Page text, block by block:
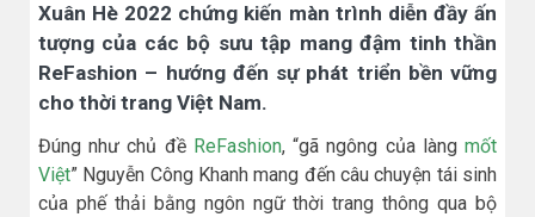
Xuân Hè 2022 chứng kiến màn trình diễn đầy ấn
tượng của các bộ sưu tập mang đậm tinh thần
ReFashion – hướng đến sự phát triển bền vững
cho thời trang Việt Nam.
Đúng như chủ đề ReFashion, “gã ngông của làngmốt
Việt” Nguyễn Công Khanh mang đến câu chuyện tái sinh
của phế thải bằng ngôn ngữ thời trang thông qua bộ